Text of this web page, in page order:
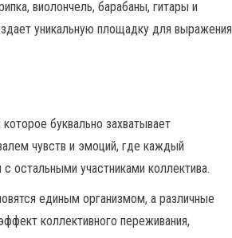
виолончель, барабаны, гитары и
уникальную площадку для выражения
буквально захватывает
чувств и эмоций, где каждый
остальными участниками коллектива.
единым организмом, а различные
коллективного переживания,